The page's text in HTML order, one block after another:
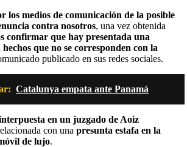
los medios de comunicación de la posible
contra nosotros, una vez obtenida
confirmar que hay presentada una
que no se corresponden con la
publicado en sus redes sociales.
Catalunya empata ante Panamá
en un juzgado de Aoiz
con una presunta estafa en la
de lujo.